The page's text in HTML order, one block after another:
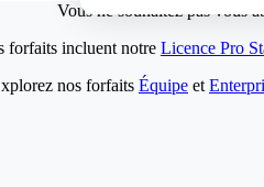
Vous ne souhaitez pas vous
forfaits incluent notre Licence Pro
nos forfaits Équipe et